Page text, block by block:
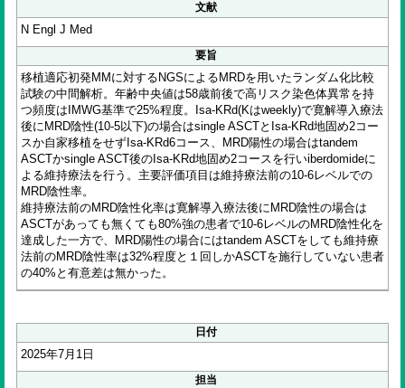
文献
N Engl J Med
要旨
移植適応初発MMに対するNGSによるMRDを用いたランダム化比較
試験の中間解析。年齢中央値は58歳前後で高リスク染色体異常を持
つ頻度はIMWG基準で25%程度。Isa-KRd(Kはweekly)で寛解導入療法
後にMRD陰性(10-5以下)の場合はsingle ASCTとIsa-KRd地固め2コー
スか自家移植をせずIsa-KRd6コース、MRD陽性の場合はtandem
ASCTかsingle ASCT後のIsa-KRd地固め2コースを行いiberdomideに
よる維持療法を行う。主要評価項目は維持療法前の10-6レベルでの
MRD陰性率。
維持療法前のMRD陰性化率は寛解導入療法後にMRD陰性の場合は
ASCTがあっても無くても80%強の患者で10-6レベルのMRD陰性化を
達成した一方で、MRD陽性の場合にはtandem ASCTをしても維持療
法前のMRD陰性率は32%程度と１回しかASCTを施行していない患者
の40%と有意差は無かった。
日付
2025年7月1日
担当